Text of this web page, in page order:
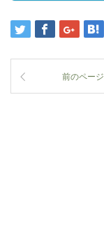
前のページ